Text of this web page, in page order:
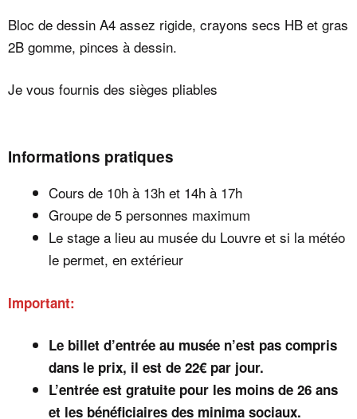
Bloc de dessin A4 assez rigide, crayons secs HB et gras
2B gomme, pinces à dessin.
Je vous fournis des sièges pliables
Informations pratiques
Cours de 10h à 13h et 14h à 17h
Groupe de 5 personnes maximum
Le stage a lieu au musée du Louvre et si la météo
le permet, en extérieur
Important:
Le billet d’entrée au musée n’est pas compris
dans le prix, il est de 22€ par jour.
L’entrée est gratuite pour les moins de 26 ans
et les bénéficiaires des minima sociaux.